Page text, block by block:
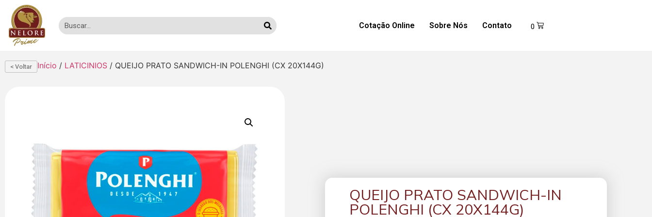
Cotação Online Sobre Nós Contato 0
< Voltar Início / LATICINIOS / QUEIJO PRATO SANDWICH-IN POLENGHI (CX 20X144G)
QUEIJO PRATO SANDWICH-IN
POLENGHI (CX 20X144G)